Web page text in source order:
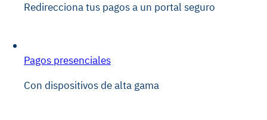
Redirecciona tus pagos a un portal seguro
Pagos presenciales
Con dispositivos de alta gama